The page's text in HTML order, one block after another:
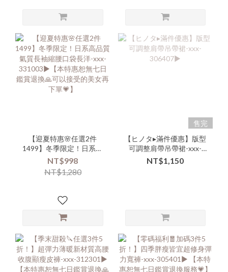
【迎夏特惠🌸任選2件
1499】冬季限定！日系高
品質氣質長袖縮腰口袋長
洋-xxx-331003▶【本特惠
恕無七日鑑賞退換🙏可以
NT$998
NT$1,280
售完
【ヒノタ▸滿件優惠】版型
可調整肩帶吊帶裙-xxx-
306407▶
NT$1,150